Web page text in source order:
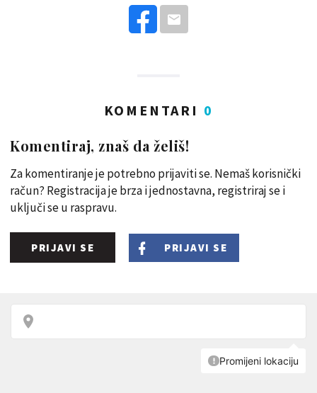
KOMENTARI 0
Komentiraj, znaš da želiš!
Za komentiranje je potrebno prijaviti se. Nemaš korisnički
račun? Registracija je brza i jednostavna, registriraj se i
uključi se u raspravu.
PRIJAVI SE PRIJAVI SE